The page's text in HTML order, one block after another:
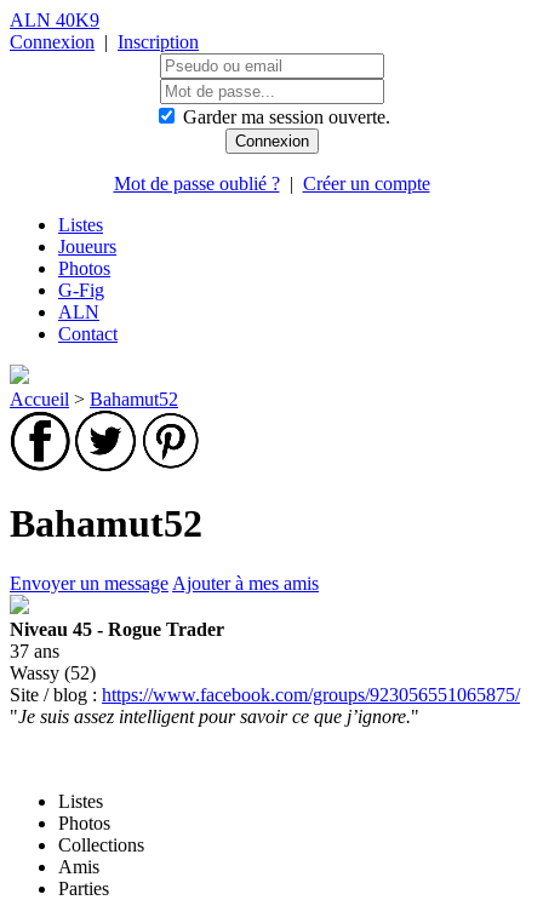
ALN 40K9
Connexion | Inscription
Garder ma session ouverte.
Mot de passe oublié ?| Créer un compte
Listes
Joueurs
Photos
G-Fig
ALN
Contact
Accueil > Bahamut52
Bahamut52
Envoyer un message Ajouter à mes amis
Niveau 45 - Rogue Trader
37 ans
Wassy (52)
Site / blog : https://www.facebook.com/groups/923056551065875/
"Je suis assez intelligent pour savoir ce que j’ignore."
Listes
Photos
Collections
Amis
Parties